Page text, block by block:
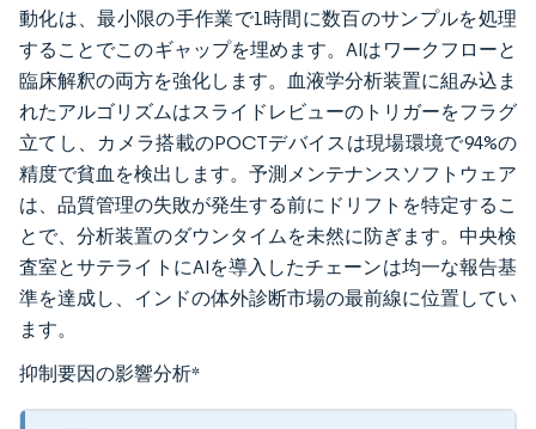
動化は、最小限の手作業で1時間に数百のサンプルを処理
することでこのギャップを埋めます。AIはワークフローと
臨床解釈の両方を強化します。血液学分析装置に組み込ま
れたアルゴリズムはスライドレビューのトリガーをフラグ
立てし、カメラ搭載のPOCTデバイスは現場環境で94%の
精度で貧血を検出します。予測メンテナンスソフトウェア
は、品質管理の失敗が発生する前にドリフトを特定するこ
とで、分析装置のダウンタイムを未然に防ぎます。中央検
査室とサテライトにAIを導入したチェーンは均一な報告基
準を達成し、インドの体外診断市場の最前線に位置してい
ます。
抑制要因の影響分析*